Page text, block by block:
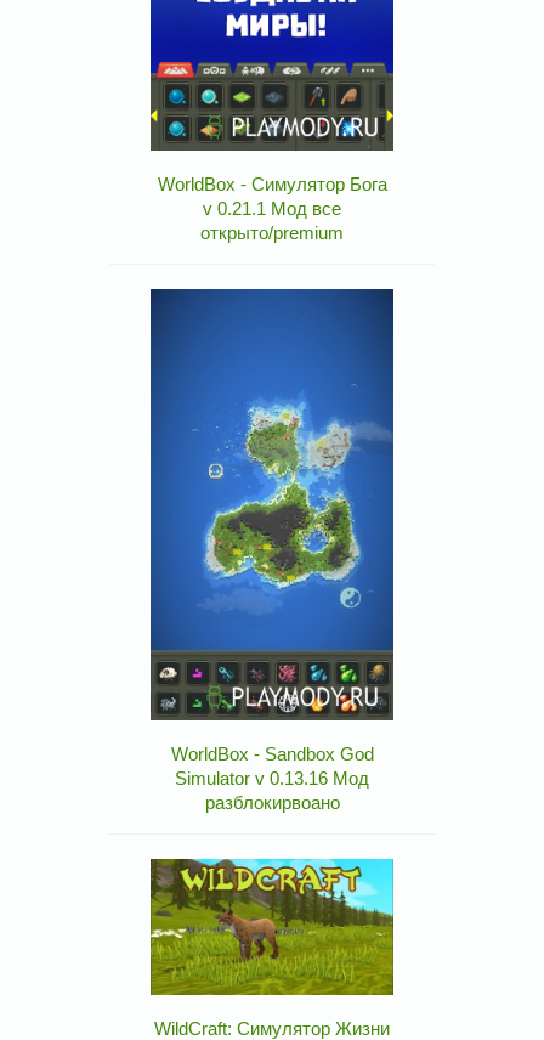
WorldBox - Симулятор Бога
v 0.21.1 Мод все
открыто/premium
WorldBox - Sandbox God
Simulator v 0.13.16 Мод
разблокирвоано
WildCraft: Симулятор Жизни